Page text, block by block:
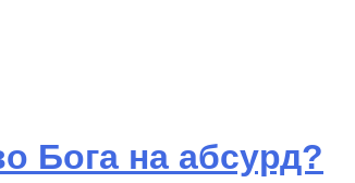
Бога на абсурд?